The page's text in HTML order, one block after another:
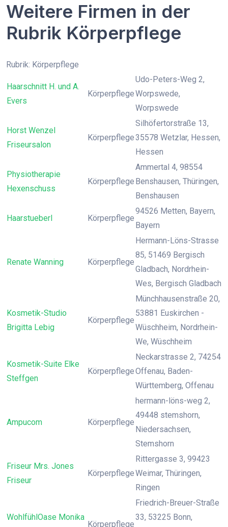
Weitere Firmen in der
Rubrik Körperpflege
Rubrik: Körperpflege
Haarschnitt H. und A.
Evers
Körperpflege
Udo-Peters-Weg 2,
Worpswede,
Worpswede
Horst Wenzel
Friseursalon
Körperpflege
Silhöfertorstraße 13,
35578 Wetzlar, Hessen,
Hessen
Physiotherapie
Hexenschuss
Körperpflege
Ammertal 4, 98554
Benshausen, Thüringen,
Benshausen
Haarstueberl Körperpflege
94526 Metten, Bayern,
Bayern
Renate Wanning Körperpflege
Hermann-Löns-Strasse
85, 51469 Bergisch
Gladbach, Nordrhein-
Wes, Bergisch Gladbach
Kosmetik-Studio
Brigitta Lebig
Körperpflege
Münchhausenstraße 20,
53881 Euskirchen -
Wüschheim, Nordrhein-
We, Wüschheim
Kosmetik-Suite Elke
Steffgen
Körperpflege
Neckarstrasse 2, 74254
Offenau, Baden-
Württemberg, Offenau
Ampucom Körperpflege
hermann-löns-weg 2,
49448 stemshorn,
Niedersachsen,
Stemshorn
Friseur Mrs. Jones
Friseur
Körperpflege
Rittergasse 3, 99423
Weimar, Thüringen,
Ringen
WohlfühlOase Monika
Körperpflege
Friedrich-Breuer-Straße
33, 53225 Bonn,